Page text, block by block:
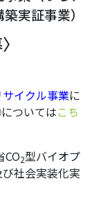
実証事業）
サイクル事業に
ついてはこち
2型バイオプ
社会実装化実